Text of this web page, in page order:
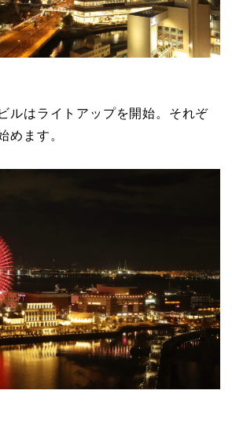
ルはライトアップを開始。それぞ
めます。